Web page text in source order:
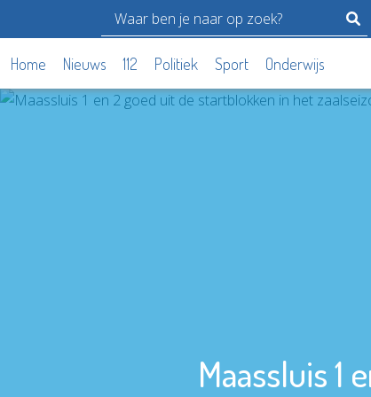
Home Nieuws 112 Politiek Sport Onderwijs
Maassluis 1